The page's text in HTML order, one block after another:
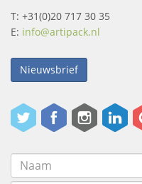
T: +31(0)20 717 30 35
E: info@artipack.nl
Nieuwsbrief